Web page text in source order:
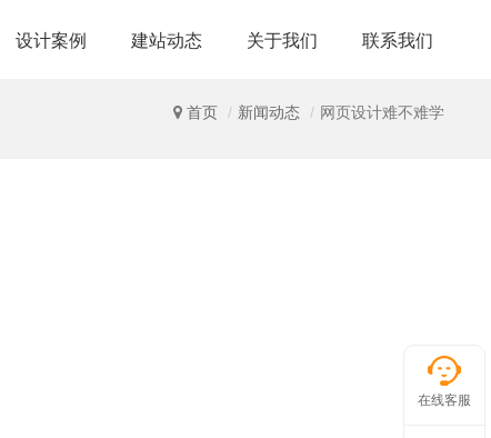
设计案例 建站动态 关于我们 联系我们
首页 新闻动态 网页设计难不难学
在线客服